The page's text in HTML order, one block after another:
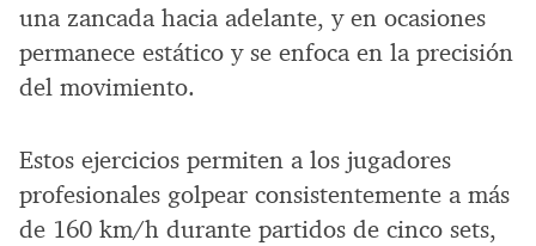
una zancada hacia adelante, y en ocasiones
permanece estático y se enfoca en la precisión
del movimiento.
Estos ejercicios permiten a los jugadores
profesionales golpear consistentemente a más
de 160 km/h durante partidos de cinco sets,